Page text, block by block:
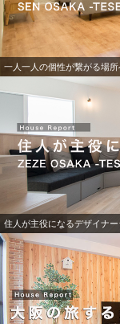
一人一人の個性が繋がる場
住人が主役になるデザイナ